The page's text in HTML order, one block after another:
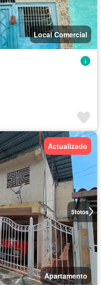
Local Comercial
5fotos
Actualizado
Apartamento